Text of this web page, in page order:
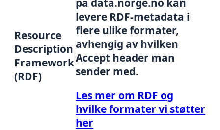
Resource
Description
Framework
(RDF)
på data.norge.no kan
levere RDF-metadata i
flere ulike formater,
avhengig av hvilken
Accept header man
sender med.
Les mer om RDF og
hvilke formater vi støtter
her